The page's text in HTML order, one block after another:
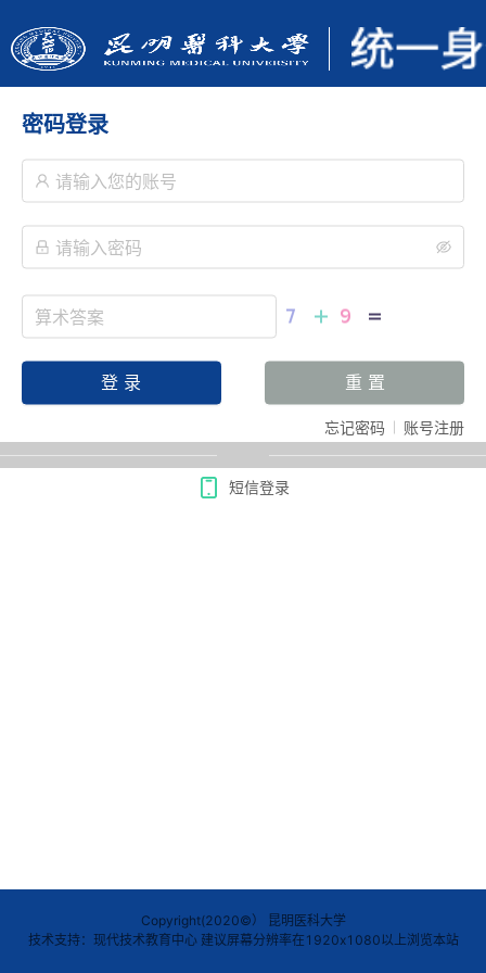
密码登录
登 录 重 置
忘记密码 账号注册
短信登录
Copyright(2020©） 昆明医科大学
技术支持：现代技术教育中心 建议屏幕分辨率在1920x1080以上浏览本站